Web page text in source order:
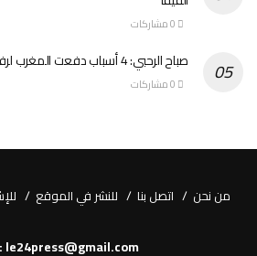
صباح الرحبي: 4 أسباب دفعت المغرب لرفض المساعدات الدولية
من نحن اتصل بنا للنشر في الموقع
le24press@gmail.com